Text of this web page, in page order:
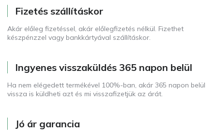
Fizetés szállításkor
Akár előleg fizetéssel, akár előlegfizetés nélkül. Fizethet
készpénzzel vagy bankkártyával szállításkor.
Ingyenes visszaküldés 365 napon belül
Ha nem elégedett termékével 100%-ban, akár 365 napon belül
vissza is küldheti azt és mi visszafizetjük az árát.
Jó ár garancia